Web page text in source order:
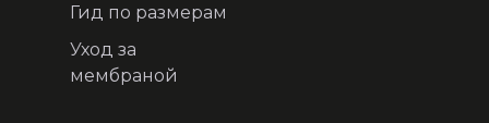
Гид по размерам
Уход за
мембраной